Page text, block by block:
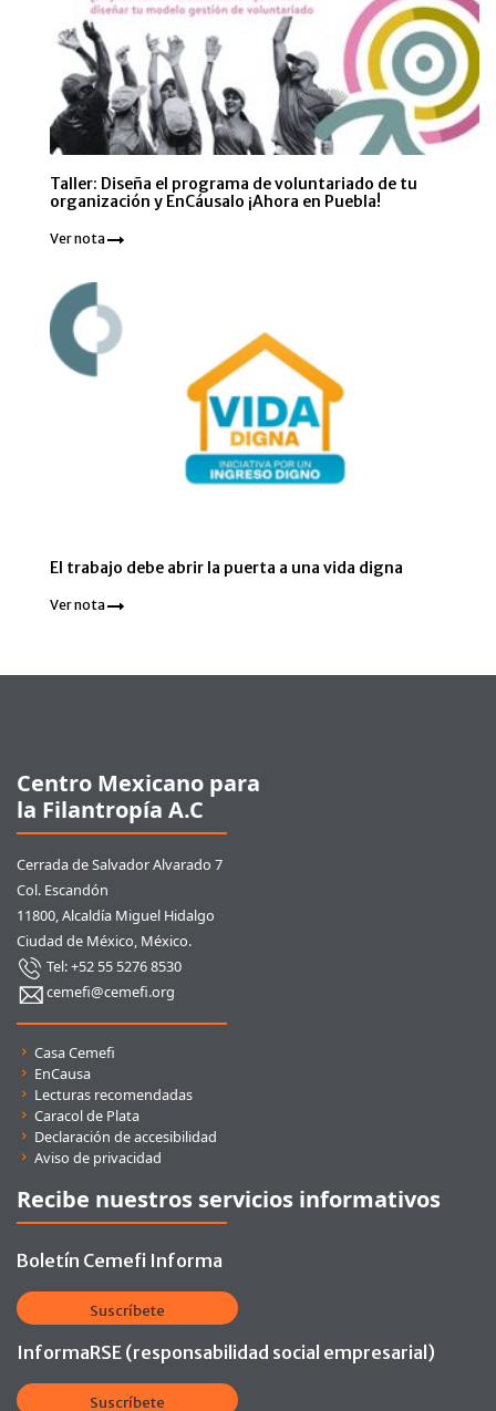
Taller: Diseña el programa de voluntariado de tu
organización y EnCáusalo ¡Ahora en Puebla!
Ver nota
El trabajo debe abrir la puerta a una vida digna
Ver nota
Centro Mexicano para
la Filantropía A.C
Cerrada de Salvador Alvarado 7
Col. Escandón
11800, Alcaldía Miguel Hidalgo
Ciudad de México, México.
Tel: +52 55 5276 8530
cemefi@cemefi.org
Enlaces rápidos
Casa Cemefi
EnCausa
Lecturas recomendadas
Caracol de Plata
Declaración de accesibilidad
Aviso de privacidad
Recibe nuestros servicios informativos
Boletín Cemefi Informa
Suscríbete
InformaRSE (responsabilidad social empresarial)
Suscríbete